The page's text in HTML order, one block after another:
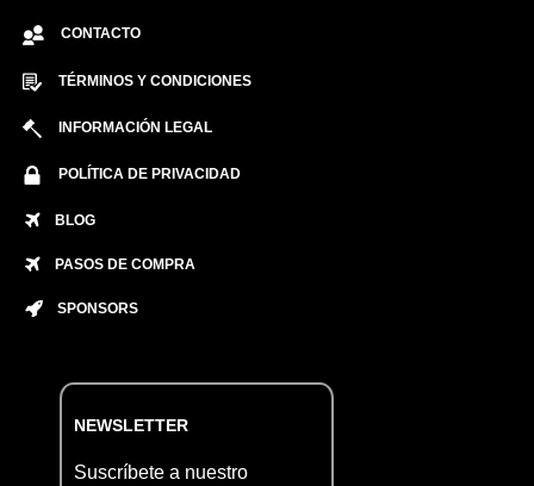
CONTACTO
TÉRMINOS Y CONDICIONES
INFORMACIÓN LEGAL
POLÍTICA DE PRIVACIDAD
BLOG
PASOS DE COMPRA
SPONSORS
NEWSLETTER
Suscríbete a nuestro